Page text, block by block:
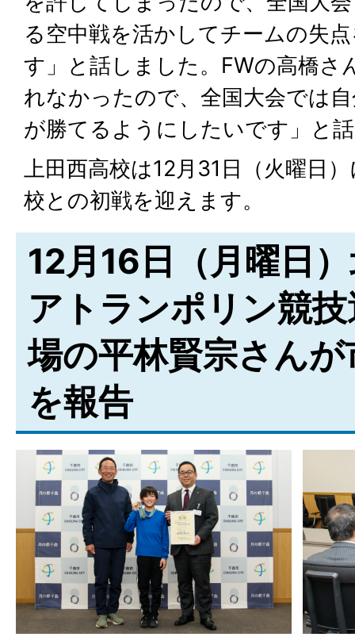
る空中戦を活かしてチームの失
す」と話しました。FWの高橋さ
れなかったので、全国大会では
が勝てるようにしたいです」と
上田西高校は12月31日（火曜日
校との初戦を迎えます。
12月16日（月曜日
アトランポリン競
場の平林賢宗さん
を報告